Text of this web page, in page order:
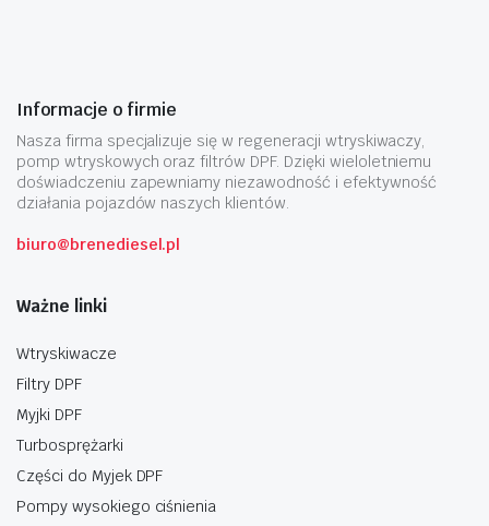
Informacje o firmie
Nasza firma specjalizuje się w regeneracji wtryskiwaczy,
pomp wtryskowych oraz filtrów DPF. Dzięki wieloletniemu
doświadczeniu zapewniamy niezawodność i efektywność
działania pojazdów naszych klientów.
biuro@brenediesel.pl
Ważne linki
Wtryskiwacze
Filtry DPF
Myjki DPF
Turbosprężarki
Części do Myjek DPF
Pompy wysokiego ciśnienia